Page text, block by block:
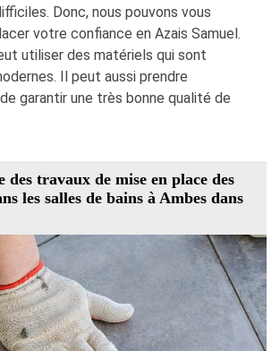
Donc, nous pouvons vous
votre confiance en Azais Samuel.
utiliser des matériels qui sont
Il peut aussi prendre
garantir une très bonne qualité de
des travaux de mise en place des
les salles de bains à Ambes dans